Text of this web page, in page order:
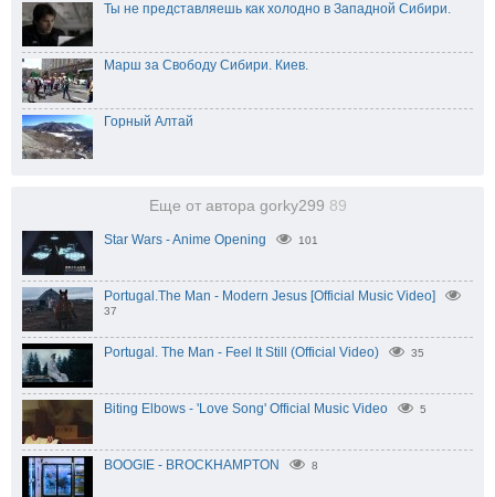
Ты не представляешь как холодно в Западной Сибири.
Марш за Свободу Сибири. Киев.
Горный Алтай
Еще от автора gorky299 89
Star Wars - Anime Opening 101
Portugal.The Man - Modern Jesus [Official Music Video]
37
Portugal. The Man - Feel It Still (Official Video) 35
Biting Elbows - 'Love Song' Official Music Video 5
BOOGIE - BROCKHAMPTON 8